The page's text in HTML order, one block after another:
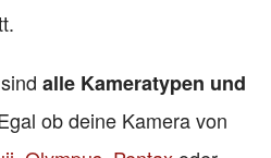
alle Kameratypen und
ob deine Kamera von